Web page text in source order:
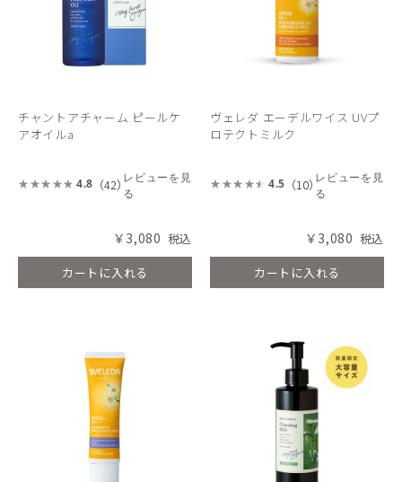
チャントアチャーム ピールケ
アオイルa
4.8 （42） レビューを見
る
￥3,080
カートに入れる
ヴェレダ エーデルワイス UVプ
ロテクトミルク
4.5 （10） レビューを見
る
￥3,080
カートに入れる